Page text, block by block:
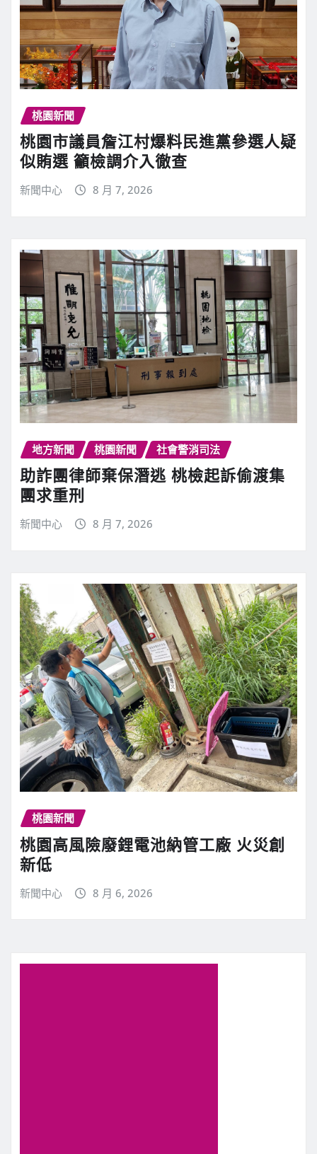
桃園新聞
桃園市議員詹江村爆料民進黨參選人疑
似賄選 籲檢調介入徹查
新聞中心 8 月 7, 2026
地方新聞 桃園新聞 社會警消司法
助詐團律師棄保潛逃 桃檢起訴偷渡集
團求重刑
新聞中心 8 月 7, 2026
桃園新聞
桃園高風險廢鋰電池納管工廠 火災創
新低
新聞中心 8 月 6, 2026